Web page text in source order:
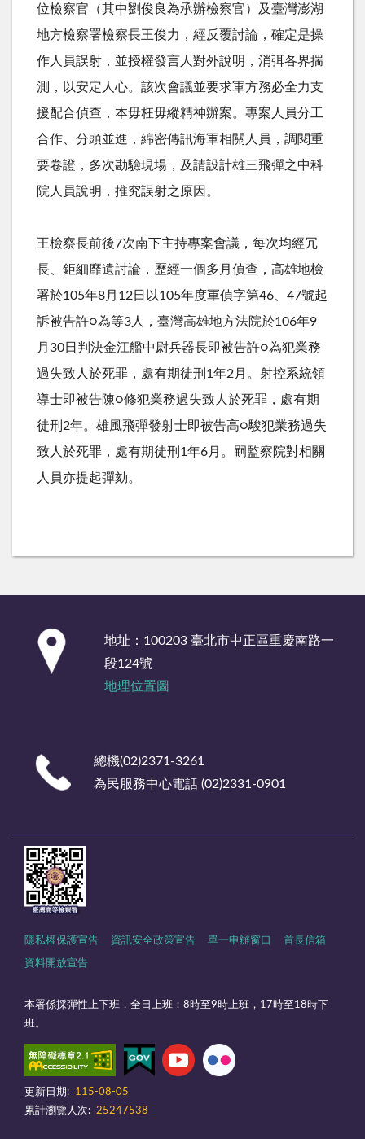
位檢察官（其中劉俊良為承辦檢察官）及臺灣澎湖
地方檢察署檢察長王俊力，經反覆討論，確定是操
作人員誤射，並授權發言人對外說明，消弭各界揣
測，以安定人心。該次會議並要求軍方務必全力支
援配合偵查，本毋枉毋縱精神辦案。專案人員分工
合作、分頭並進，綿密傳訊海軍相關人員，調閱重
要卷證，多次勘驗現場，及請設計雄三飛彈之中科
院人員說明，推究誤射之原因。
王檢察長前後7次南下主持專案會議，每次均經冗
長、鉅細靡遺討論，歷經一個多月偵查，高雄地檢
署於105年8月12日以105年度軍偵字第46、47號起
訴被告許○為等3人，臺灣高雄地方法院於106年9
月30日判決金江艦中尉兵器長即被告許○為犯業務
過失致人於死罪，處有期徒刑1年2月。射控系統領
導士即被告陳○修犯業務過失致人於死罪，處有期
徒刑2年。雄風飛彈發射士即被告高○駿犯業務過失
致人於死罪，處有期徒刑1年6月。嗣監察院對相關
人員亦提起彈劾。
地址：100203 臺北市中正區重慶南路一
段124號
地理位置圖
總機(02)2371-3261
為民服務中心電話 (02)2331-0901
隱私權保護宣告 資訊安全政策宣告 單一申辦窗口 首長信箱
資料開放宣告
本署係採彈性上下班，全日上班：8時至9時上班，17時至18時下
班。
更新日期:
115-08-05
累計瀏覽人次: 25247538